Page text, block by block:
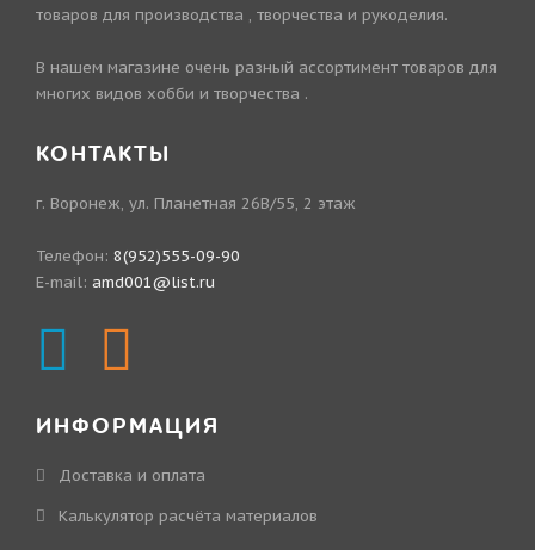
товаров для производства , творчества и рукоделия.
В нашем магазине очень разный ассортимент товаров для
многих видов хобби и творчества .
КОНТАКТЫ
г. Воронеж, ул. Планетная 26В/55, 2 этаж
Телефон: 8(952)555-09-90
E-mail: amd001@list.ru
ИНФОРМАЦИЯ
Доставка и оплата
Калькулятор расчёта материалов